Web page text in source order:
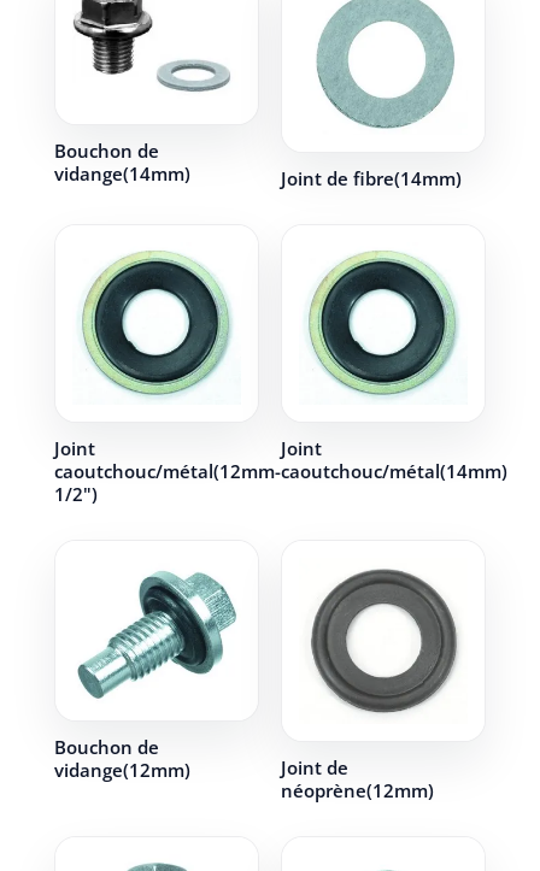
Bouchon de
vidange(14mm)
Joint de fibre(14mm)
Joint
caoutchouc/métal(12mm-
1/2")
Joint
caoutchouc/métal(14mm)
Bouchon de
vidange(12mm)
Joint de
néoprène(12mm)